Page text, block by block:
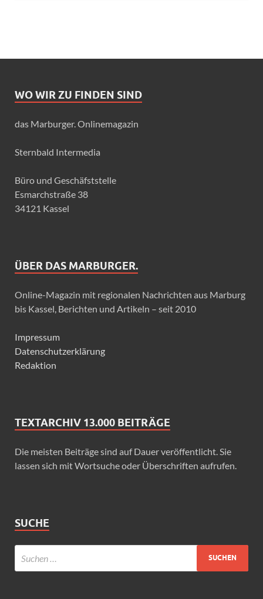
WO WIR ZU FINDEN SIND
das Marburger. Onlinemagazin
Sternbald Intermedia
Büro und Geschäfststelle
Esmarchstraße 38
34121 Kassel
ÜBER DAS MARBURGER.
Online-Magazin mit regionalen Nachrichten aus Marburg
bis Kassel, Berichten und Artikeln – seit 2010
Impressum
Datenschutzerklärung
Redaktion
TEXTARCHIV 13.000 BEITRÄGE
Die meisten Beiträge sind auf Dauer veröffentlicht. Sie
lassen sich mit Wortsuche oder Überschriften aufrufen.
SUCHE